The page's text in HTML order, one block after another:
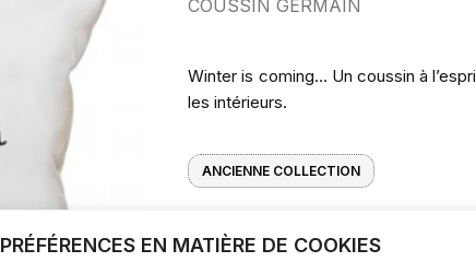
PRÉFÉRENCES EN MATIÈRE DE COOKIES
COUSSIN GERMAIN
Winter is coming… Un coussin à
les intérieurs.
ANCIENNE COLLECTION